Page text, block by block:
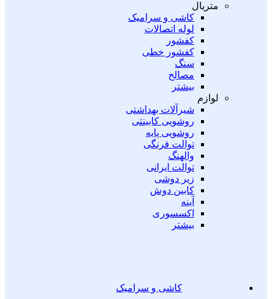
متریال
کاشی و سرامیک
لوله اتصالات
کفشور
کفشور خطی
سنگ
مصالح
بیشتر
لوازم
شیرآلات بهداشتی
روشویی کابینتی
روشویی پایه
توالت فرنگی
والهنگ
توالت ایرانی
زیر دوشی
کابین دوش
آینه
اکسسوری
بیشتر
کاشی و سرامیک